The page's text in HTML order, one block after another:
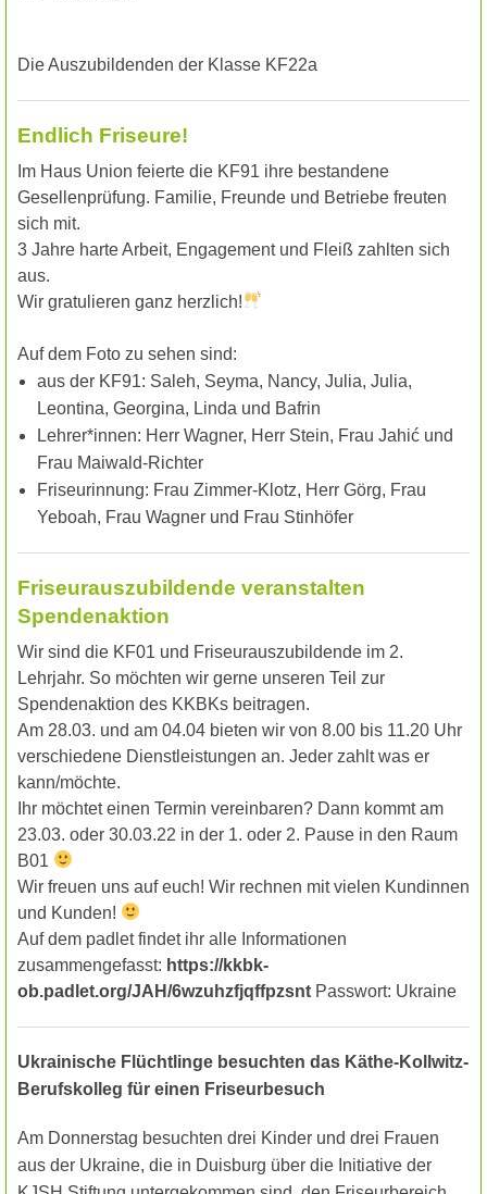
Die Auszubildenden der Klasse KF22a
Endlich Friseure!
Im Haus Union feierte die KF91 ihre bestandene
Gesellenprüfung. Familie, Freunde und Betriebe freuten
sich mit.
3 Jahre harte Arbeit, Engagement und Fleiß zahlten sich
aus.
Wir gratulieren ganz herzlich!
Auf dem Foto zu sehen sind:
aus der KF91: Saleh, Seyma, Nancy, Julia, Julia,
Leontina, Georgina, Linda und Bafrin
Lehrer*innen: Herr Wagner, Herr Stein, Frau Jahić und
Frau Maiwald-Richter
Friseurinnung: Frau Zimmer-Klotz, Herr Görg, Frau
Yeboah, Frau Wagner und Frau Stinhöfer
Friseurauszubildende veranstalten
Spendenaktion
Wir sind die KF01 und Friseurauszubildende im 2.
Lehrjahr. So möchten wir gerne unseren Teil zur
Spendenaktion des KKBKs beitragen.
Am 28.03. und am 04.04 bieten wir von 8.00 bis 11.20 Uhr
verschiedene Dienstleistungen an. Jeder zahlt was er
kann/möchte.
Ihr möchtet einen Termin vereinbaren? Dann kommt am
23.03. oder 30.03.22 in der 1. oder 2. Pause in den Raum
B01
Wir freuen uns auf euch! Wir rechnen mit vielen Kundinnen
und Kunden!
Auf dem padlet findet ihr alle Informationen
zusammengefasst: https://kkbk-
ob.padlet.org/JAH/6wzuhzfjqffpzsnt Passwort: Ukraine
Ukrainische Flüchtlinge besuchten das Käthe-Kollwitz-
Berufskolleg für einen Friseurbesuch
Am Donnerstag besuchten drei Kinder und drei Frauen
aus der Ukraine, die in Duisburg über die Initiative der